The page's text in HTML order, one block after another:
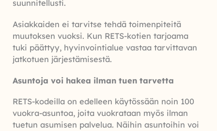
suunnitellusti.
Asiakkaiden ei tarvitse tehdä toimenpiteitä
muutoksen vuoksi. Kun RETS-kotien tarjoama
tuki päättyy, hyvinvointialue vastaa tarvittavan
jatkotuen järjestämisestä.
Asuntoja voi hakea ilman tuen tarvetta
RETS-kodeilla on edelleen käytössään noin 100
vuokra-asuntoa, joita vuokrataan myös ilman
tuetun asumisen palvelua. Näihin asuntoihin voi